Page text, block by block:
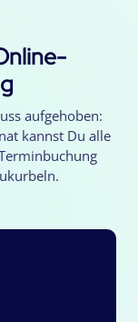
aufgehoben:
kannst Du alle